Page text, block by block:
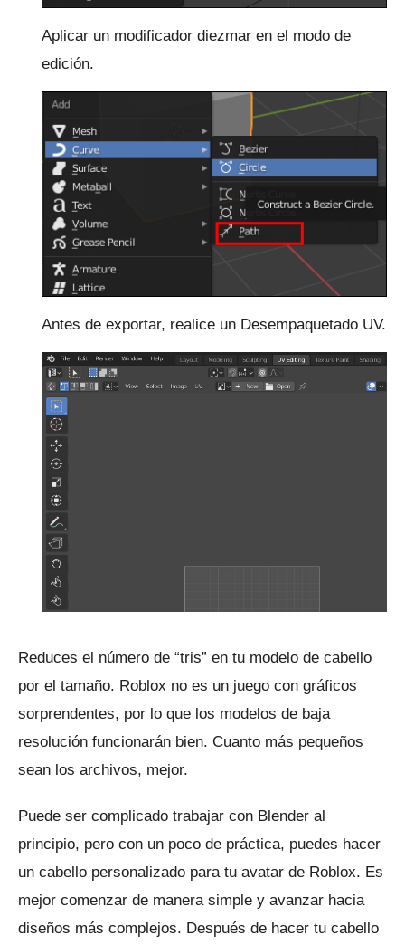
Aplicar un modificador diezmar en el modo de
edición.
Antes de exportar, realice un Desempaquetado UV.
Reduces el número de “tris” en tu modelo de cabello
por el tamaño. Roblox no es un juego con gráficos
sorprendentes, por lo que los modelos de baja
resolución funcionarán bien. Cuanto más pequeños
sean los archivos, mejor.
Puede ser complicado trabajar con Blender al
principio, pero con un poco de práctica, puedes hacer
un cabello personalizado para tu avatar de Roblox. Es
mejor comenzar de manera simple y avanzar hacia
diseños más complejos. Después de hacer tu cabello